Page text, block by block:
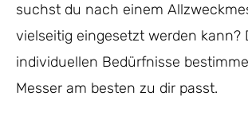
suchst du nach einem
vielseitig eingesetzt werden kann?
individuellen Bedürfnisse
Messer am besten zu dir passt.